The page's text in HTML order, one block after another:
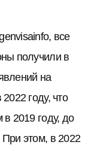
все
получили в
на
году, что
2019 году, до
этом, в 2022